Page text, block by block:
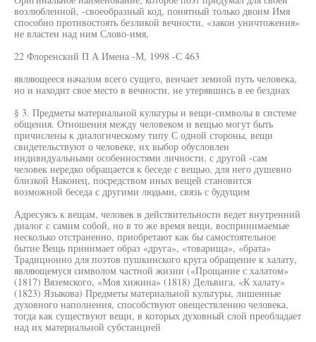
возлюбленной, -своеобразный код, понятный только двоим Имя
способно противостоять безликой вечности, «закон уничтожения»
не властен над ним Слово-имя,
22 Флоренский П А Имена -М, 1998 -С 463
являющееся началом всего сущего, венчает земной путь человека,
но и находит свое место в вечности, не утерявшись в ее безднах
§ 3. Предметы материальной культуры и вещи-символы в системе
общения. Отношения между человеком и вещью могут быть
причислены к диалогическому типу С одной стороны, вещи
свидетельствуют о человеке, их выбор обусловлен
индивидуальными особенностями личности, с другой -сам
человек нередко обращается к беседе с вещью, для него душевно
близкой Наконец, посредством иных вещей становится
возможной беседа с другими людьми, связь с будущим
Адресуясь к вещам, человек в действительности ведет внутренний
диалог с самим собой, но в то же время вещи, воспринимаемые
несколько отстраненно, приобретают как бы самостоятельное
бытие Вещь принимает образ «друга», «товарища», «брата»
Традиционно для поэтов пушкинского круга обращение к халату,
являющемуся символом частной жизни («Прощание с халатом»
(1817) Вяземского, «Моя хижина» (1818) Дельвига, «К халату»
(1823) Языкова) Предметы материальной культуры, лишенные
духовного наполнения, способствуют овеществлению человека,
тогда как существуют вещи, в которых духовный слой преобладает
над их материальной субстанцией